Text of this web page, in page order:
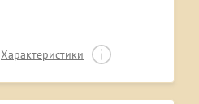
Характеристики